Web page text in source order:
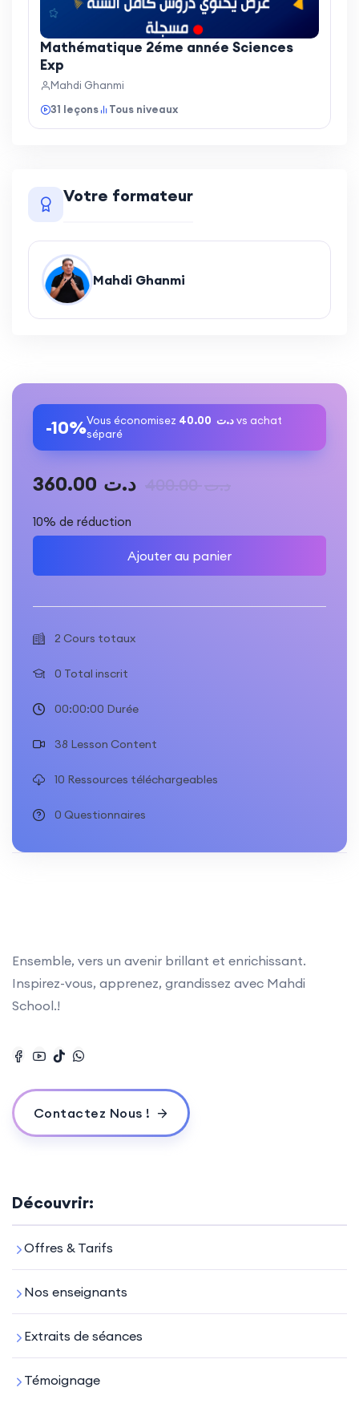
Mathématique 2éme année Sciences
Exp
Mahdi Ghanmi
31 leçons
Tous niveaux
Votre formateur
Mahdi Ghanmi
-10%Vous économisez 40.00 د.تvs achat
séparé
360.00 د.ت
10% de réduction
Ajouter au panier
2 Cours totaux
0 Total inscrit
00:00:00 Durée
38 Lesson Content
10 Ressources téléchargeables
0 Questionnaires
Ensemble, vers un avenir brillant et enrichissant.
Inspirez-vous, apprenez, grandissez avec Mahdi
School.!
Contactez Nous !
Découvrir:
Offres & Tarifs
Nos enseignants
Extraits de séances
Témoignage